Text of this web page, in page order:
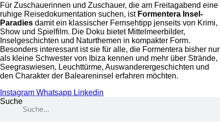
Für Zuschauerinnen und Zuschauer, die am Freitagabend eine
ruhige Reisedokumentation suchen, ist Formentera Insel-
Paradies damit ein klassischer Fernsehtipp jenseits von Krimi,
Show und Spielfilm. Die Doku bietet Mittelmeerbilder,
Inselgeschichten und Naturthemen in kompakter Form.
Besonders interessant ist sie für alle, die Formentera bisher nur
als kleine Schwester von Ibiza kennen und mehr über Strände,
Seegraswiesen, Leuchttürme, Auswanderergeschichten und
den Charakter der Baleareninsel erfahren möchten.
Instagram Whatsapp Linkedin
Suche